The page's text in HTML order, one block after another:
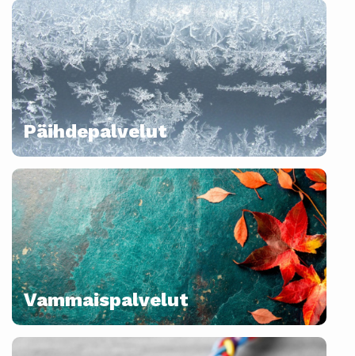
Päihdepalvelut
Vammaispalvelut